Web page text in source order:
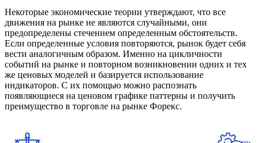
Некоторые экономические теории утверждают, что все
движения на рынке не являются случайными, они
предопределены стечением определенным обстоятельств.
Если определенные условия повторяются, рынок будет себя
вести аналогичным образом. Именно на цикличности
событий на рынке и повторном возникновении одних и тех
же ценовых моделей и базируется использование
индикаторов. С их помощью можно распознать
появляющиеся на ценовом графике паттерны и получить
преимущество в торговле на рынке Форекс.